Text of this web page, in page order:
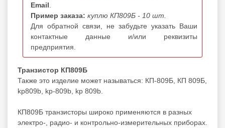
Email
Пример заказа: куплю КП809Б - 10 шт.
Для обратной связи, не забудьте указать Ваши
контактные данные и/или реквизиты
предприятия.
Транзистор КП809Б
Также это изделие может называться: КП-809Б, КП 809Б,
kp809b, kp-809b, kp 809b.
КП809Б транзисторы широко применяются в разных
электро-, радио- и контрольно-измерительных приборах.